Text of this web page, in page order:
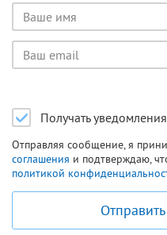
Имя
пользователя
Email
пользователя
Получать
Отправляя сообщение, я
соглашения и подтверждаю,
политикой